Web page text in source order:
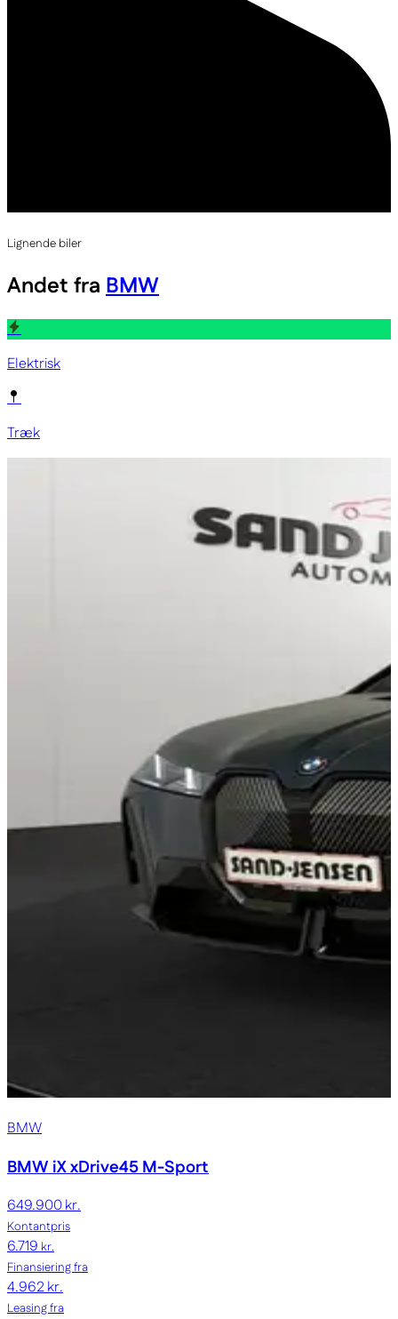
Lignende biler
Andet fra BMW
Elektrisk
Træk
BMW
BMW iXxDrive45 M-Sport
649.900 kr.
Kontantpris
6.719kr.
Finansiering fra
4.962 kr.
Leasing fra